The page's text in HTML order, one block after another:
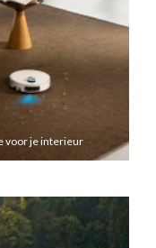
voor je interieur